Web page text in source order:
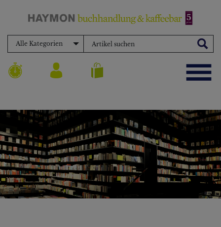
Alle Kategorien